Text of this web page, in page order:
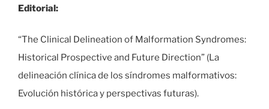
Editorial:
“The Clinical Delineation of Malformation Syndromes:
Historical Prospective and Future Direction” (La
delineación clínica de los síndromes malformativos:
Evolución histórica y perspectivas futuras).